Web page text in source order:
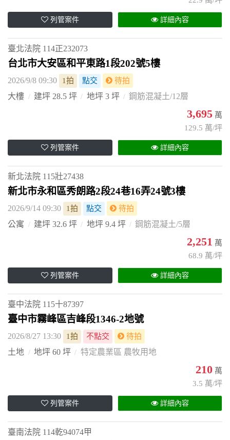
列管案件 詳細內容
臺北法院 114正232073
台北市大安區和平東路1段202號5樓
2026/9/8 09:30 1拍 點交 待拍
大樓 建坪 28.5 坪 地坪 3 坪 鋼筋混凝土/12層
3,695 萬
129.5 萬/坪
列管案件 詳細內容
新北法院 115壯27438
新北市永和區秀朗路2段24巷16弄24號3樓
2026/9/14 09:30 1拍 點交 待拍
公寓 建坪 32.6 坪 地坪 9.4 坪 鋼筋混凝土/5層
2,251 萬
68.9 萬/坪
列管案件 詳細內容
臺中法院 115十87397
臺中市霧峰區吉峰段1346-2地號
2026/8/27 13:30 1拍 不點交 待拍
土地 地坪 60 坪 特定農業區 農牧用地
210 萬
3.5 萬/坪
列管案件 詳細內容
臺南法院 114乾94074甲